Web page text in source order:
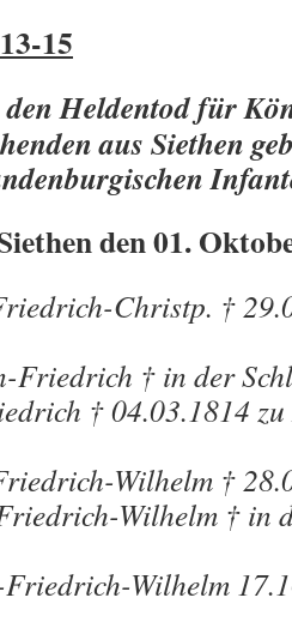
15
den Heldentod für
aus Siethen
den 01.
Christp. †
Friedrich † in der
† 04.03.1814
Wilhelm †
Wilhelm † in
Wilhelm